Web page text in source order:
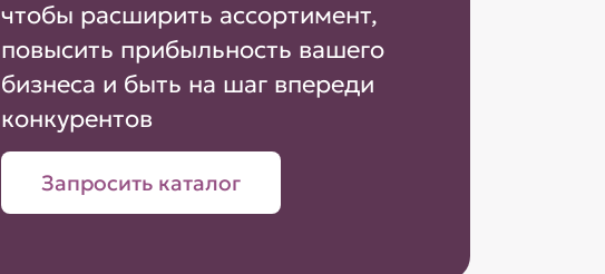
чтобы расширить ассортимент,
повысить прибыльность вашего
бизнеса и быть на шаг впереди
конкурентов
Запросить каталог